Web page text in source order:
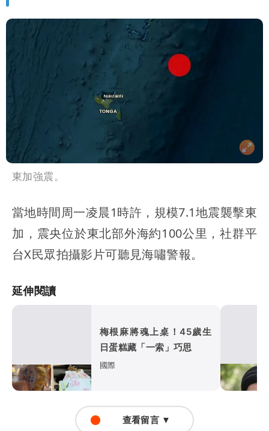
東加強震。
當地時間周一凌晨1時許，規模7.1地震襲擊東
加，震央位於東北部外海約100公里，社群平
台X民眾拍攝影片可聽見海嘯警報。
延伸閱讀
梅根麻將魂上桌！45歲生
日蛋糕藏「一索」巧思
國際
查看留言 ▼